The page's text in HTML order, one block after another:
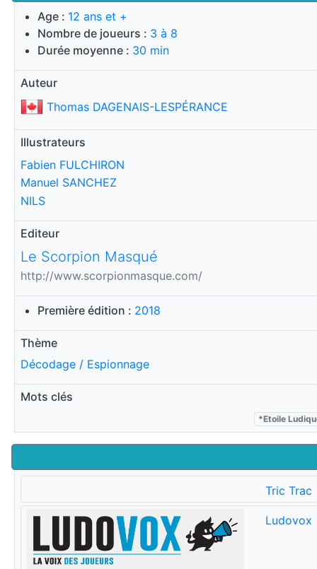
Age : 12 ans et +
Nombre de joueurs : 3 à 8
Durée moyenne : 30 min
Auteur
Thomas DAGENAIS-LESPÉRANCE
Illustrateurs
Fabien FULCHIRON
Manuel SANCHEZ
NILS
Editeur
Le Scorpion Masqué
http://www.scorpionmasque.com/
Première édition : 2018
Thème
Décodage / Espionnage
Mots clés
*Etoile
Tric Trac
Ludovox